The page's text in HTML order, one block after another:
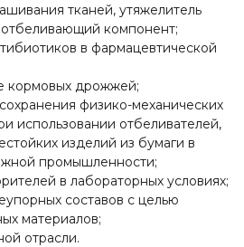
тканей, утяжелитель
компонент;
в фармацевтической
кормовых дрожжей;
физико-механических
использовании отбеливателей,
изделий из бумаги в
промышленности;
в лабораторных условиях;
составов с целью
материалов;
отрасли.